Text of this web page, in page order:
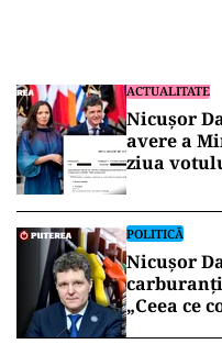
ACTUALITATE
Nicușor
avere a
ziua
POLITICĂ
Nicușor
carburanți
„Ceea ce